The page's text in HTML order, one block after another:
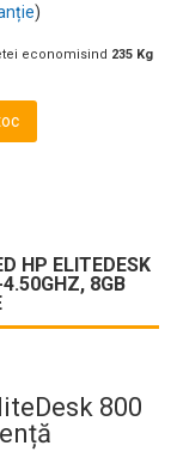
)
economisind 235 Kg
HP ELITEDESK
8GB
800